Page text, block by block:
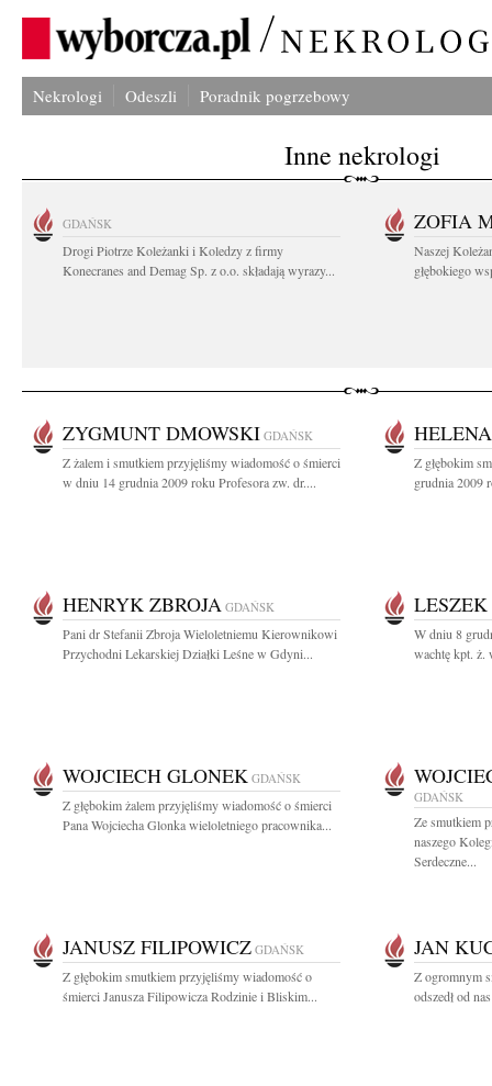
Nekrologi Odeszli Poradnik pogrzebowy
Inne nekrologi
GDAŃSK
Drogi Piotrze Koleżanki i Koledzy z firmy
Konecranes and Demag Sp. z o.o. składają wyrazy...
ZOFIA
Naszej
głębokiego
ZYGMUNT DMOWSKI GDAŃSK
Z żalem i smutkiem przyjęliśmy wiadomość o śmierci
w dniu 14 grudnia 2009 roku Profesora zw. dr....
Z głębokim
grudnia 2009
HENRYK ZBROJA GDAŃSK
Pani dr Stefanii Zbroja Wieloletniemu Kierownikowi
Przychodni Lekarskiej Działki Leśne w Gdyni...
W dniu 8
wachtę kpt. ż.
WOJCIECH GLONEK GDAŃSK
Z głębokim żalem przyjęliśmy wiadomość o śmierci
Pana Wojciecha Glonka wieloletniego pracownika...
GDAŃSK
Ze smutkiem
naszego
Serdeczne...
JANUSZ FILIPOWICZ GDAŃSK
Z głębokim smutkiem przyjęliśmy wiadomość o
śmierci Janusza Filipowicza Rodzinie i Bliskim...
JAN
Z ogromnym
odszedł od